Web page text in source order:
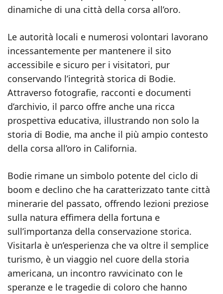
dinamiche di una città della corsa all’oro.
Le autorità locali e numerosi volontari lavorano
incessantemente per mantenere il sito
accessibile e sicuro per i visitatori, pur
conservando l’integrità storica di Bodie.
Attraverso fotografie, racconti e documenti
d’archivio, il parco offre anche una ricca
prospettiva educativa, illustrando non solo la
storia di Bodie, ma anche il più ampio contesto
della corsa all’oro in California.
Bodie rimane un simbolo potente del ciclo di
boom e declino che ha caratterizzato tante città
minerarie del passato, offrendo lezioni preziose
sulla natura effimera della fortuna e
sull’importanza della conservazione storica.
Visitarla è un’esperienza che va oltre il semplice
turismo, è un viaggio nel cuore della storia
americana, un incontro ravvicinato con le
speranze e le tragedie di coloro che hanno